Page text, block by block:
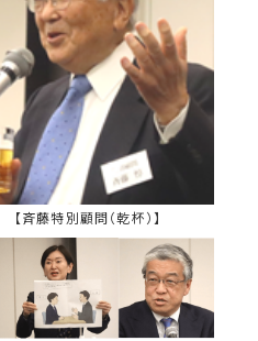
【斉藤特別顧問（乾杯）】